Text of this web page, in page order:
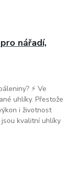
nářadí,
⚡ Ve
uhlíky. Přestože
i životnost
jsou kvalitní uhlíky